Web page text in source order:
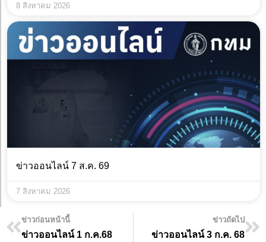
8 สิงหาคม 2026
ข่าวออนไลน์ 7 ส.ค. 69
7 สิงหาคม 2026
ข่าวก่อนหน้านี้
ข่าวออนไลน์ 1 ก.ค.68
ข่าวถัดไป
ข่าวออนไลน์ 3 ก.ค. 68